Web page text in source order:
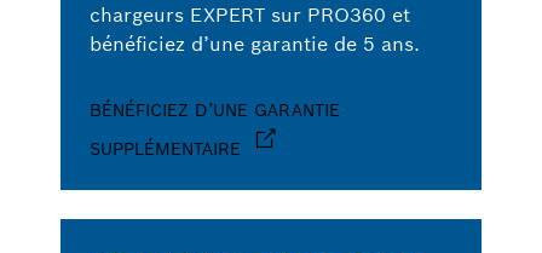
chargeurs EXPERT sur PRO360 et
bénéficiez d’une garantie de 5 ans.
BÉNÉFICIEZ D’UNE GARANTIE
SUPPLÉMENTAIRE